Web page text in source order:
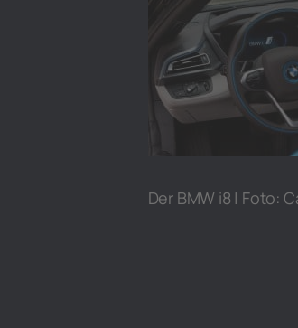
Der BMW i8 | Foto: